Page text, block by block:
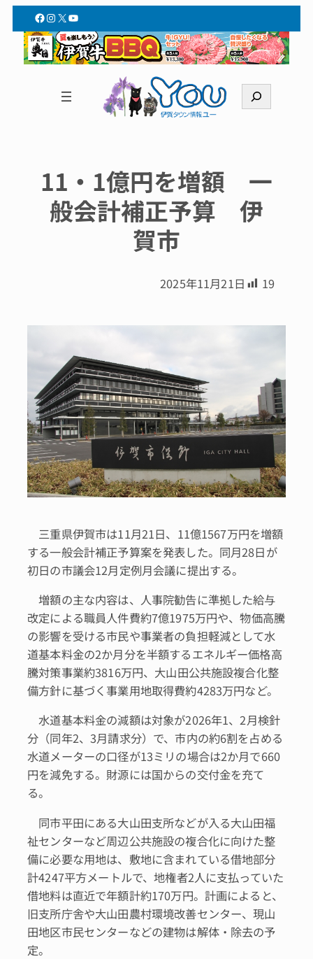
Facebook
Instagram
X YouTube
索
11・1億円を増額 一
般会計補正予算 伊
賀市
2025年11月21日 19
三重県伊賀市は11月21日、11億1567万円を増額
する一般会計補正予算案を発表した。同月28日が
初日の市議会12月定例月会議に提出する。
増額の主な内容は、人事院勧告に準拠した給与
改定による職員人件費約7億1975万円や、物価高騰
の影響を受ける市民や事業者の負担軽減として水
道基本料金の2か月分を半額するエネルギー価格高
騰対策事業約3816万円、大山田公共施設複合化整
備方針に基づく事業用地取得費約4283万円など。
水道基本料金の減額は対象が2026年1、2月検針
分（同年2、3月請求分）で、市内の約6割を占める
水道メーターの口径が13ミリの場合は2か月で660
円を減免する。財源には国からの交付金を充て
る。
同市平田にある大山田支所などが入る大山田福
祉センターなど周辺公共施設の複合化に向けた整
備に必要な用地は、敷地に含まれている借地部分
計4247平方メートルで、地権者2人に支払っていた
借地料は直近で年額計約170万円。計画によると、
旧支所庁舎や大山田農村環境改善センター、現山
田地区市民センターなどの建物は解体・除去の予
定。